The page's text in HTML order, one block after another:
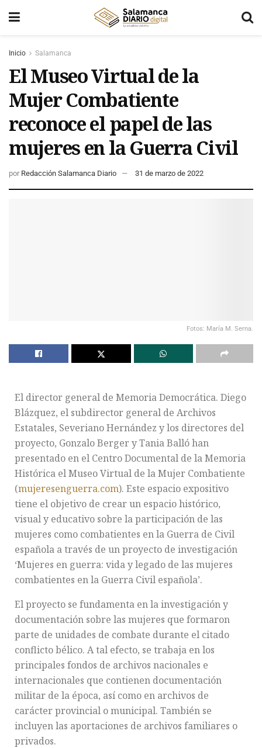
Inicio Salamanca
El Museo Virtual de la
Mujer Combatiente
reconoce el papel de las
mujeres en la Guerra Civil
por Redacción Salamanca Diario 31 de marzo de 2022
Fotos: María M. Serna.
El director general de Memoria Democrática. Diego
Blázquez, el subdirector general de Archivos
Estatales, Severiano Hernández y los directores del
proyecto, Gonzalo Berger y Tania Balló han
presentado en el Centro Documental de la Memoria
Histórica el Museo Virtual de la Mujer Combatiente
(mujeresenguerra.com). Este espacio expositivo
tiene el objetivo de crear un espacio histórico,
visual y educativo sobre la participación de las
mujeres como combatientes en la Guerra de Civil
española a través de un proyecto de investigación
‘Mujeres en guerra: vida y legado de las mujeres
combatientes en la Guerra Civil española’.
El proyecto se fundamenta en la investigación y
documentación sobre las mujeres que formaron
parte de unidades de combate durante el citado
conflicto bélico. A tal efecto, se trabaja en los
principales fondos de archivos nacionales e
internacionales que contienen documentación
militar de la época, así como en archivos de
carácter provincial o municipal. También se
incluyen las aportaciones de archivos familiares o
privados.